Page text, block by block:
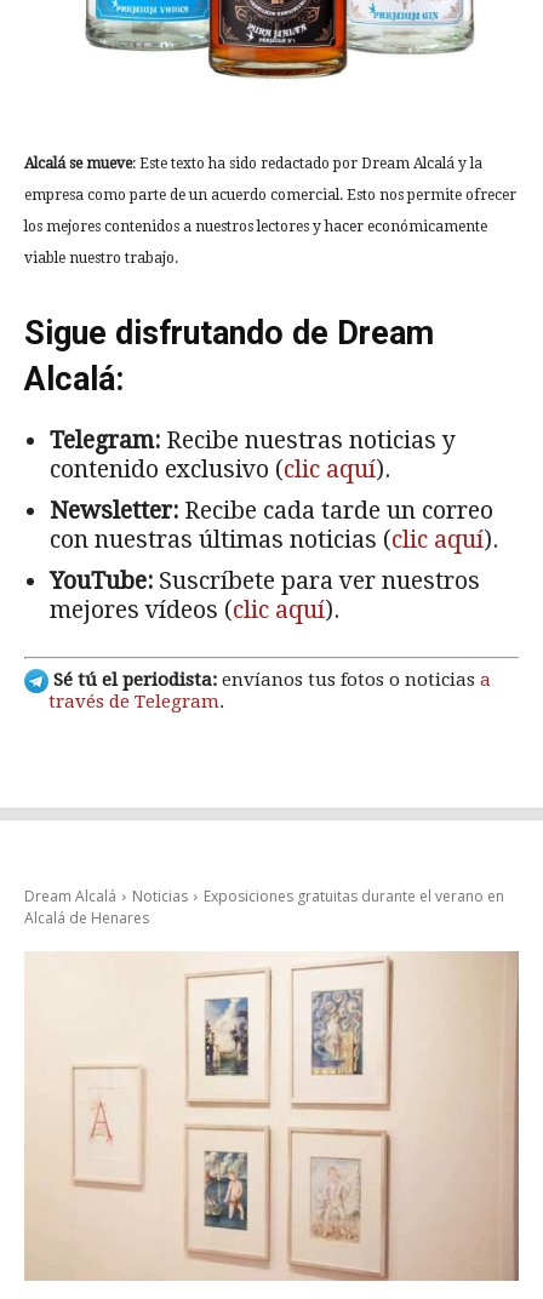
Alcalá se mueve: Este texto ha sido redactado por Dream Alcalá y la
empresa como parte de un acuerdo comercial. Esto nos permite ofrecer
los mejores contenidos a nuestros lectores y hacer económicamente
viable nuestro trabajo.
Sigue disfrutando de Dream
Alcalá:
Telegram: Recibe nuestras noticias y
contenido exclusivo (clic aquí).
Newsletter: Recibe cada tarde un correo
con nuestras últimas noticias (clic aquí).
YouTube: Suscríbete para ver nuestros
mejores vídeos (clic aquí).
Sé tú el periodista: envíanos tus fotos o noticias a
través de Telegram.